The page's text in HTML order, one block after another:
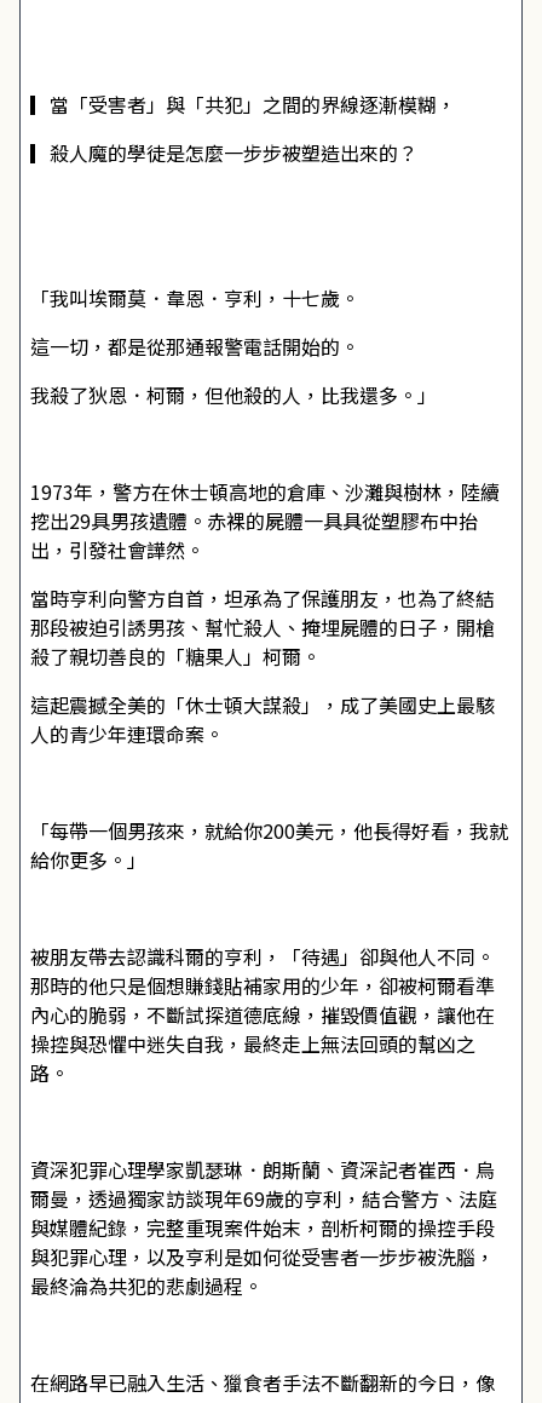
▎當「受害者」與「共犯」之間的界線逐漸模糊，
▎殺人魔的學徒是怎麼一步步被塑造出來的？
「我叫埃爾莫．韋恩．亨利，十七歲。
這一切，都是從那通報警電話開始的。
我殺了狄恩．柯爾，但他殺的人，比我還多。」
1973年，警方在休士頓高地的倉庫、沙灘與樹林，陸續
挖出29具男孩遺體。赤裸的屍體一具具從塑膠布中抬
出，引發社會譁然。
當時亨利向警方自首，坦承為了保護朋友，也為了終結
那段被迫引誘男孩、幫忙殺人、掩埋屍體的日子，開槍
殺了親切善良的「糖果人」柯爾。
這起震撼全美的「休士頓大謀殺」，成了美國史上最駭
人的青少年連環命案。
「每帶一個男孩來，就給你200美元，他長得好看，我就
給你更多。」
被朋友帶去認識科爾的亨利，「待遇」卻與他人不同。
那時的他只是個想賺錢貼補家用的少年，卻被柯爾看準
內心的脆弱，不斷試探道德底線，摧毀價值觀，讓他在
操控與恐懼中迷失自我，最終走上無法回頭的幫凶之
路。
資深犯罪心理學家凱瑟琳．朗斯蘭、資深記者崔西．烏
爾曼，透過獨家訪談現年69歲的亨利，結合警方、法庭
與媒體紀錄，完整重現案件始末，剖析柯爾的操控手段
與犯罪心理，以及亨利是如何從受害者一步步被洗腦，
最終淪為共犯的悲劇過程。
在網路早已融入生活、獵食者手法不斷翻新的今日，像